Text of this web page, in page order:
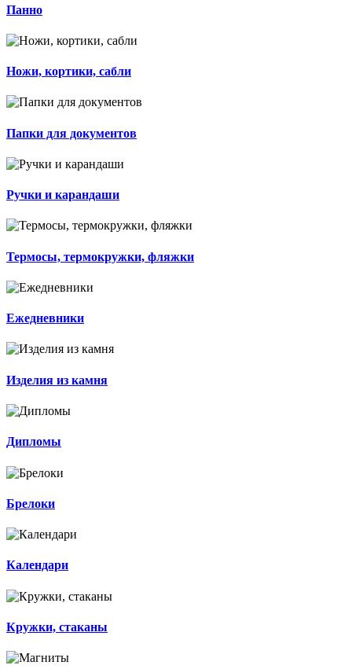
Панно
Ножи, кортики, сабли
Папки для документов
Ручки и карандаши
Термосы, термокружки, фляжки
Ежедневники
Изделия из камня
Дипломы
Брелоки
Календари
Кружки, стаканы